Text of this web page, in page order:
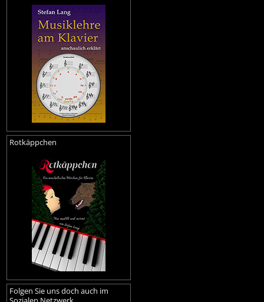
Rotkäppchen
Folgen Sie uns doch auch im